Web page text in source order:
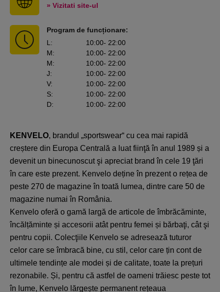
» Vizitati site-ul
Program de funcționare:
L : 10:00- 22:00
M: 10:00- 22:00
M: 10:00- 22:00
J: 10:00- 22:00
V: 10:00- 22:00
S: 10:00- 22:00
D: 10:00- 22:00
KENVELO, brandul „sportswear“ cu cea mai rapidă
creștere din Europa Centrală a luat fiinţă în anul 1989 și a
devenit un binecunoscut şi apreciat brand în cele 19 ţări
în care este prezent. Kenvelo deține în prezent o rețea de
peste 270 de magazine în toată lumea, dintre care 50 de
magazine numai în România.
Kenvelo oferă o gamă largă de articole de îmbrăcăminte,
încălțăminte și accesorii atât pentru femei și bărbaţi, cât şi
pentru copii. Colecţiile Kenvelo se adresează tuturor
celor care se îmbracă bine, cu stil, celor care țin cont de
ultimele tendințe ale modei și de calitate, toate la prețuri
rezonabile. Și, pentru că astfel de oameni trăiesc peste tot
în lume, Kenvelo lărgește permanent rețeaua